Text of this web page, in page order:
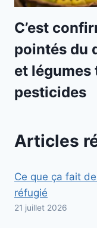
C’est
pointés du
et légumes
pesticides
Articles
Ce que ça fait
réfugié
21 juillet 2026